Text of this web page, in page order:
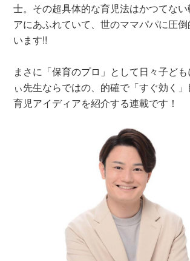
士。その超具体的な育児法はかつてな
アにあふれていて、世のママパパに圧
います!!
まさに「保育のプロ」として日々子ど
ぃ先生ならではの、的確で「すぐ効く
育児アイディアを紹介する連載です！